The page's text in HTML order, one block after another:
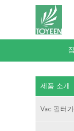
집
제품 소개
Vac 필터